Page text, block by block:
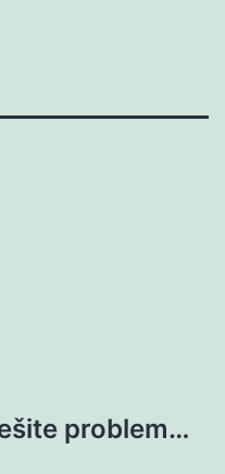
problem…